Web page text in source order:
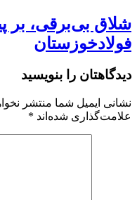
شلاق‌ بی‌برقی، بر
فولادخوزستان
دیدگاهتان را بنویسید
نشانی ایمیل شما منتشر
علامت‌گذاری شده‌اند *